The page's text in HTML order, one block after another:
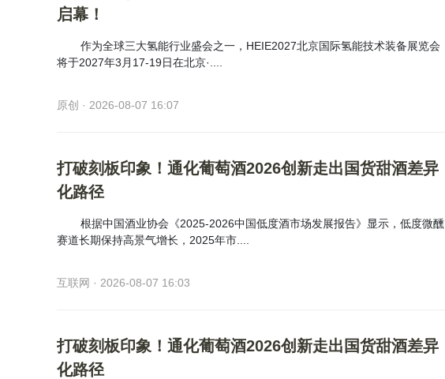
启幕！
作为全球三大氢能行业盛会之一，HEIE2027北京国际氢能技术装备展览会
将于2027年3月17-19日在北京·....
原创 · 2026-08-07 16:07
打破刻板印象！通化葡萄酒2026创新走出国货甜酒差异
化路径
根据中国酒业协会《2025-2026中国低度酒市场发展报告》显示，低度微醺
赛道长期保持高景气增长，2025年市....
互联网 · 2026-08-07 16:03
打破刻板印象！通化葡萄酒2026创新走出国货甜酒差异
化路径